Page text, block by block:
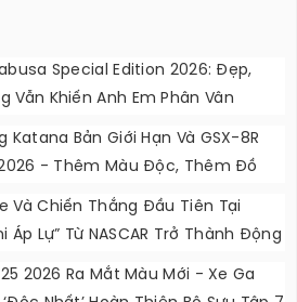
Special Edition 2026: Đẹp,
Vẫn Khiến Anh Em Phân Vân
Katana Bản Giới Hạn Và GSX-8R
- Thêm Màu Độc, Thêm Đồ
Cá Tính
Và Chiến Thắng Đầu Tiên Tại
Áp Lự” Từ NASCAR Trở Thành Động
2026 Ra Mắt Màu Mới - Xe Ga